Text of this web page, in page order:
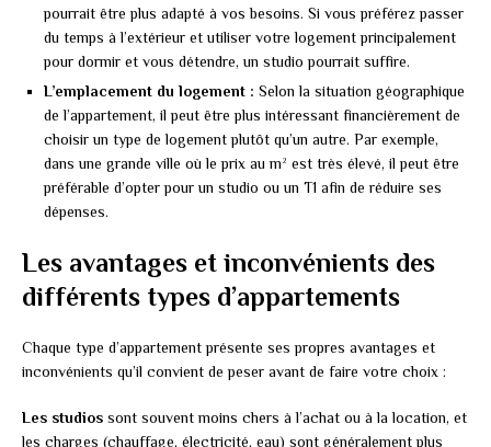
pourrait être plus adapté à vos besoins. Si vous préférez passer
du temps à l’extérieur et utiliser votre logement principalement
pour dormir et vous détendre, un studio pourrait suffire.
L’emplacement du logement : Selon la situation géographique
de l’appartement, il peut être plus intéressant financièrement de
choisir un type de logement plutôt qu’un autre. Par exemple,
dans une grande ville où le prix au m² est très élevé, il peut être
préférable d’opter pour un studio ou un T1 afin de réduire ses
dépenses.
Les avantages et inconvénients des
différents types d’appartements
Chaque type d’appartement présente ses propres avantages et
inconvénients qu’il convient de peser avant de faire votre choix :
Les studios sont souvent moins chers à l’achat ou à la location, et
les charges (chauffage, électricité, eau) sont généralement plus